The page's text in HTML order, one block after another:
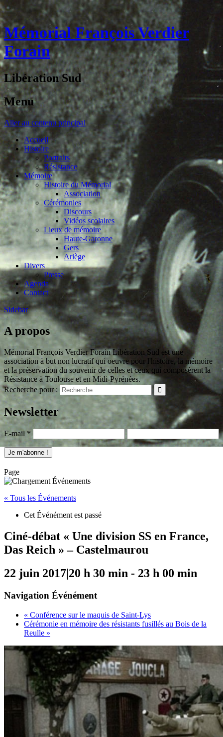
Mémorial François Verdier
Forain
Libération Sud
Menu
Aller au contenu principal
Accueil
Histoire
Portraits
Résistance
Mémoire
Histoire du Mémorial
Association
Cérémonies
Discours
Vidéos scolaires
Lieux de mémoire
Haute-Garonne
Gers
Ariège
Divers
Presse
Agenda
Contact
Sidebar
A propos
Mémorial François Verdier Forain Libération Sud est une
association à but non lucratif qui oeuvre pour l'histoire, la mémoire
et la préservation du souvenir de celles et ceux qui composèrent la
Résistance à Toulouse et en Midi-Pyrénées.
Recherche pour :
Newsletter
E-mail *
Page
« Tous les Événements
Cet Événément est passé
Ciné-débat « Une division SS en France,
Das Reich » – Castelmaurou
22 juin 2017|20 h 30 min - 23 h 00 min
Navigation Événément
« Conférence sur le maquis de Saint-Lys
Cérémonie en mémoire des résistants fusillés au Bois de la
Reulle »